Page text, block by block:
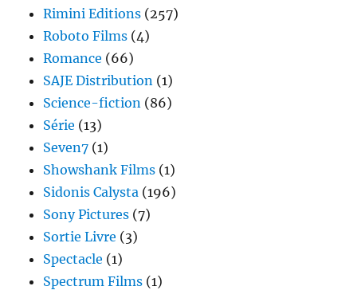
Rimini Editions (257)
Roboto Films (4)
Romance (66)
SAJE Distribution (1)
Science-fiction (86)
Série (13)
Seven7 (1)
Showshank Films (1)
Sidonis Calysta (196)
Sony Pictures (7)
Sortie Livre (3)
Spectacle (1)
Spectrum Films (1)